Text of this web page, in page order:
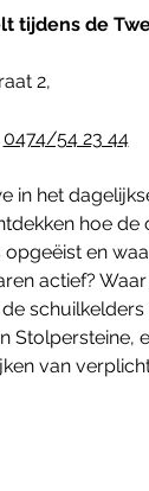
tijdens de
2,
0474/54 23 44
in het
hoe
en
actief?
van